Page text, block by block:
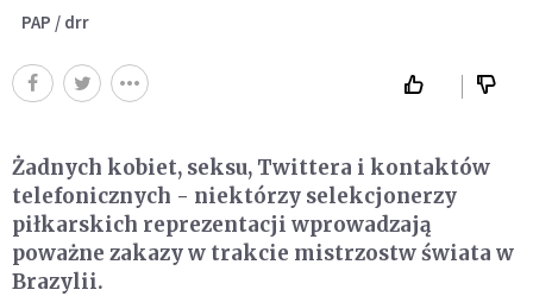
PAP / drr
Żadnych kobiet, seksu, Twittera i kontaktów
telefonicznych - niektórzy selekcjonerzy
piłkarskich reprezentacji wprowadzają
poważne zakazy w trakcie mistrzostw świata w
Brazylii.